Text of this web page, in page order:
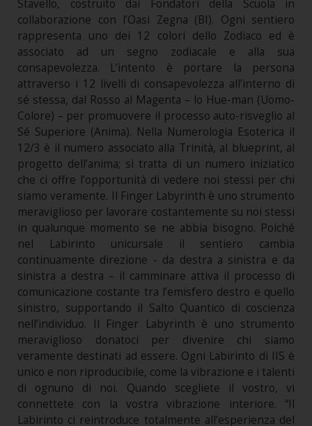
Stavello, costruito dai Fondatori della Scuola in
collaborazione con l’Oasi Zegna (BI). Ogni sentiero
rappresenta uno dei 12 colori dello Zodiaco ed è
associato ad un segno zodiacale e alla sua
consapevolezza. L’intento è portare la persona
attraverso i 12 livelli di consapevolezza all’interno di
sé stessa, dal Rosso al Magenta – lo Hue-man (Uomo-
Colore) – per promuovere il processo auto-risveglio al
Sé Superiore (Anima). Nella Numerologia Esoterica il
12/3 è il numero associato alla Trinità, al blueprint, al
progetto dell’anima; si tratta di un numero iniziatico
che ci offre l’opportunità di vedere noi stessi per chi
siamo veramente. Il Finger Labyrinth è uno strumento
meraviglioso per lavorare costantemente su noi stessi
in qualunque momento se ne abbia bisogno. Poiché
nel Labirinto unicursale il sentiero cambia
continuamente direzione - da destra a sinistra e da
sinistra a destra – il camminare attiva il processo di
comunicazione costante tra l’emisfero destro e quello
sinistro, supportando il Salto Quantico di coscienza
nell’individuo. Il Finger Labyrinth è uno strumento
meraviglioso donatoci per divenire chi siamo
veramente destinati ad essere. Ogni Labirinto di IIS è
unico e non riproducibile, come la vibrazione e i talenti
di ognuno di noi. Quando scegliete il vostro, vi
connettete con la vostra vibrazione interiore. “Il
Labirinto ci reintroduce totalmente all’esperienza del